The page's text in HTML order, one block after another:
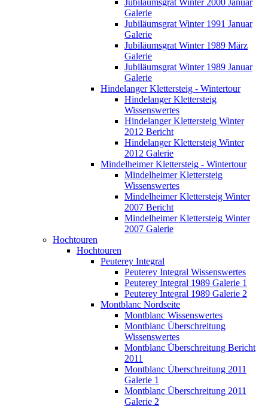
Jubiläumsgrat Winter 2000 Januar
Galerie
Jubiläumsgrat Winter 1991 Januar
Galerie
Jubiläumsgrat Winter 1989 März
Galerie
Jubiläumsgrat Winter 1989 Januar
Galerie
Hindelanger Klettersteig - Wintertour
Hindelanger Klettersteig
Wissenswertes
Hindelanger Klettersteig Winter
2012 Bericht
Hindelanger Klettersteig Winter
2012 Galerie
Mindelheimer Klettersteig - Wintertour
Mindelheimer Klettersteig
Wissenswertes
Mindelheimer Klettersteig Winter
2007 Bericht
Mindelheimer Klettersteig Winter
2007 Galerie
Hochtouren
Hochtouren
Peuterey Integral
Peuterey Integral Wissenswertes
Peuterey Integral 1989 Galerie 1
Peuterey Integral 1989 Galerie 2
Montblanc Nordseite
Montblanc Wissenswertes
Montblanc Überschreitung
Wissenswertes
Montblanc Überschreitung Bericht
2011
Montblanc Überschreitung 2011
Galerie 1
Montblanc Überschreitung 2011
Galerie 2